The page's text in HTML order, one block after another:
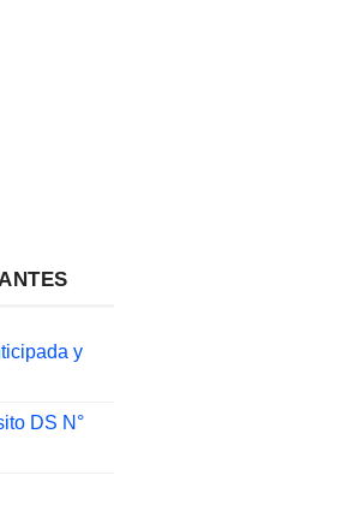
y
DS N°